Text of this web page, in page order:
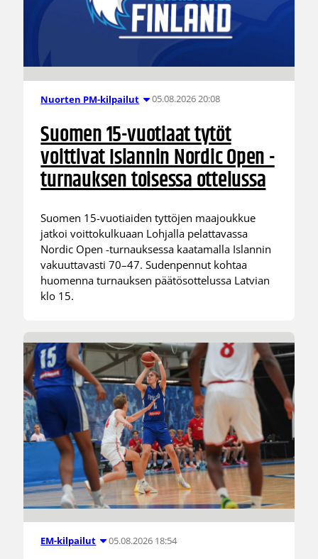
Nuorten PM-kilpailut 05.08.2026 20:08
Suomen 15-vuotiaat tytöt
voittivat Islannin Nordic Open -
turnauksen toisessa ottelussa
Suomen 15-vuotiaiden tyttöjen maajoukkue
jatkoi voittokulkuaan Lohjalla pelattavassa
Nordic Open -turnauksessa kaatamalla Islannin
vakuuttavasti 70–47. Sudenpennut kohtaa
huomenna turnauksen päätösottelussa Latvian
klo 15.
EM-kilpailut 05.08.2026 18:54